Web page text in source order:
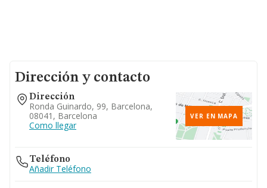
Dirección y contacto
Dirección
Ronda Guinardo, 99, Barcelona,
08041, Barcelona
Como llegar
VER EN MAPA
Teléfono
Añadir Teléfono